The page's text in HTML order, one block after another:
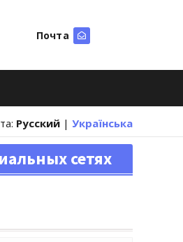
Почта
Русский | Українська
сетях